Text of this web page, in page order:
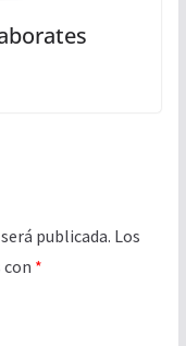
publicada. Los
*